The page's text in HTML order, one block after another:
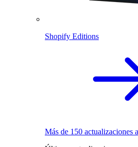
Shopify Editions
Más de 150 actualizaciones